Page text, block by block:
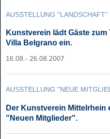
AUSSTELLUNG ''LANDSCHAFT''
Kunstverein lädt Gäste
Villa Belgrano ein.
16.08.- 26.08.2007
AUSSTELLUNG ''NEUE
Der Kunstverein Mittelrhein
"Neuen Mitglieder".